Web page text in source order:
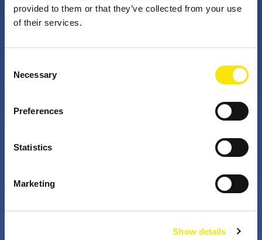
provided to them or that they’ve collected from your use
of their services.
Selection
Necessary
Preferences
Statistics
Marketing
Show details
PNO Innovation
impatto concreto. Insieme a te, i nostri professionisti
appassionati sfidano lo status quo. Perché è questo
soluzioni migliori per risolvere i problemi. Il mondo di
+